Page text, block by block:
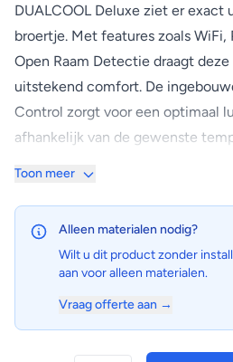
DUALCOOL Deluxe ziet er exact
broertje. Met features zoals WiFi,
Open Raam Detectie draagt
uitstekend comfort. De
Control zorgt voor een optimaal
afhankelijk van de gewenste
• Energie-efficiëntie met LG's
(10 jaar garantie)
• Uitstekende koel- en
• Smart ThinQ-technologie voor
Toon meer
Alleen materialen nodig?
Wilt u dit product zonder
aan voor alleen materialen.
Vraag offerte aan →